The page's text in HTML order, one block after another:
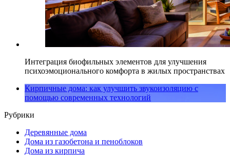
Интеграция биофильных элементов для улучшения
психоэмоционального комфорта в жилых пространствах
Кирпичные дома: как улучшить звукоизоляцию с
помощью современных технологий
Рубрики
Деревянные дома
Дома из газобетона и пеноблоков
Дома из кирпича